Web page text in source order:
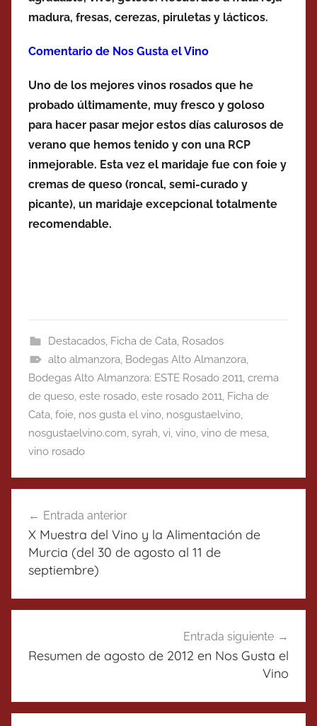
madura, fresas, cerezas, piruletas y lácticos.
Comentario de Nos Gusta el Vino
Uno de los mejores vinos rosados que he
probado últimamente, muy fresco y goloso
para hacer pasar mejor estos días calurosos de
verano que hemos tenido y con una RCP
inmejorable. Esta vez el maridaje fue con foie y
cremas de queso (roncal, semi-curado y
picante), un maridaje excepcional totalmente
recomendable.
Destacados, Ficha de Cata, Rosados
alto almanzora, Bodegas Alto Almanzora,
Bodegas Alto Almanzora: ESTE Rosado 2011, crema
de queso, este rosado, este rosado 2011, Ficha de
Cata, foie, nos gusta el vino, nosgustaelvino,
nosgustaelvino.com, syrah, vi, vino, vino de mesa,
vino rosado
de
entradas
Entrada anterior
X Muestra del Vino y la Alimentación de
Murcia (del 30 de agosto al 11 de
septiembre)
Entrada siguiente
Resumen de agosto de 2012 en Nos Gusta el
Vino